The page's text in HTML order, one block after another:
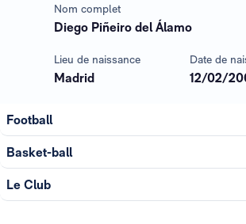
Nom complet
Diego Piñeiro del Álamo
Lieu de naissance
Madrid
Date de
12/02/
Football
Basket-ball
Le Club